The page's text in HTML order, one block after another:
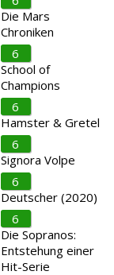
Die Mars
Chroniken
6
School of
Champions
6
Hamster & Gretel
6
Signora Volpe
6
Deutscher (2020)
6
Die Sopranos:
Entstehung einer
Hit-Serie